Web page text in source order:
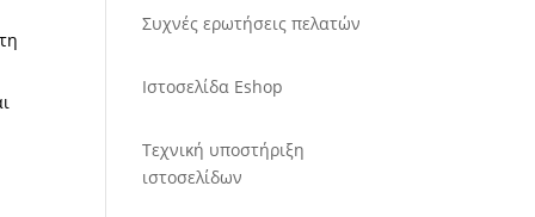
Συχνές ερωτήσεις πελατών
Ιστοσελίδα Eshop
Τεχνική υποστήριξη
ιστοσελίδων